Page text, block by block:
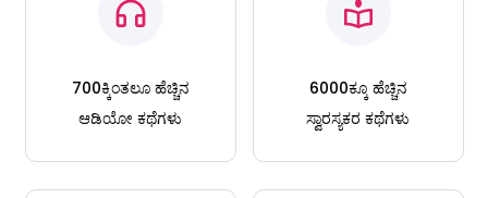
700ಕ್ಕಿಂತಲೂ ಹೆಚ್ಚಿನ
ಆಡಿಯೋ ಕಥೆಗಳು
6000ಕ್ಕೂ ಹೆಚ್ಚಿನ
ಸ್ವಾರಸ್ಯಕರ ಕಥೆಗಳು